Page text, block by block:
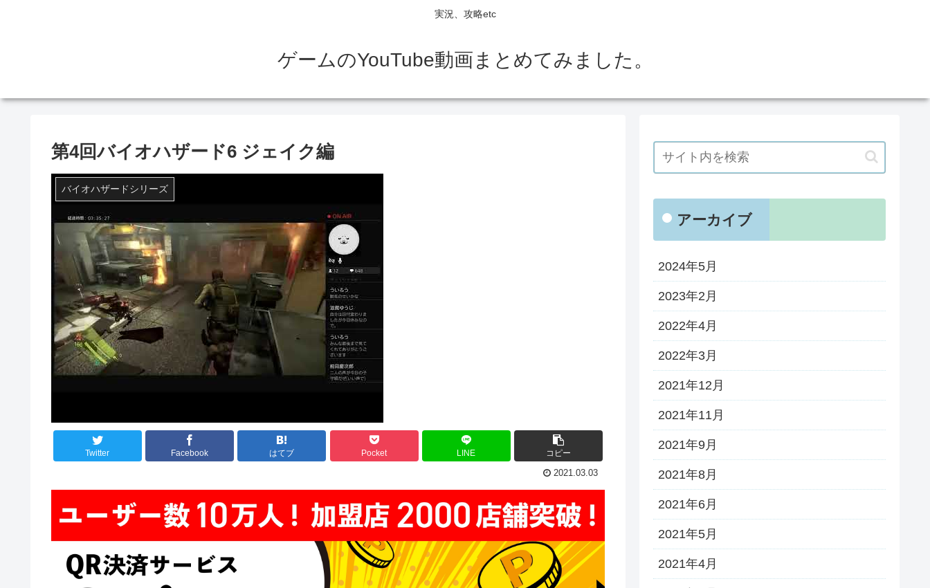
実況、攻略etc
ゲームのYouTube動画まとめてみました。
第4回バイオハザード6 ジェイク編
バイオハザードシリーズ
Twitter Facebook はてブ Pocket LINE コピー
2021.03.03
アーカイブ
2024年5月
2023年2月
2022年4月
2022年3月
2021年12月
2021年11月
2021年9月
2021年8月
2021年6月
2021年5月
2021年4月